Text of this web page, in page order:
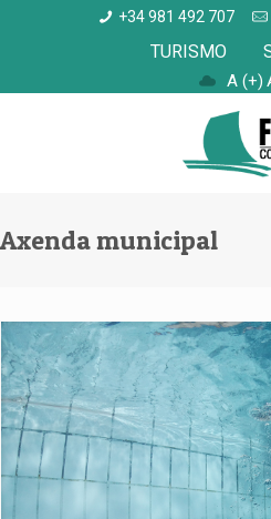
+34 981 492 707
TURISMO
A (+)
Axenda municipal